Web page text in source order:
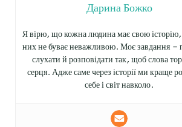
Дарина Божко
Я вірю, що кожна людина має свою історію,
них не буває неважливою. Моє завдання —
слухати й розповідати так, щоб слова
серця. Адже саме через історії ми краще
себе і світ навколо.